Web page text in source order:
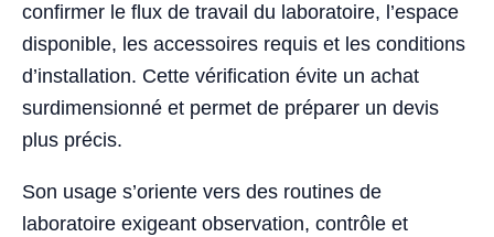
confirmer le flux de travail du laboratoire, l’espace
disponible, les accessoires requis et les conditions
d’installation. Cette vérification évite un achat
surdimensionné et permet de préparer un devis
plus précis.
Son usage s’oriente vers des routines de
laboratoire exigeant observation, contrôle et